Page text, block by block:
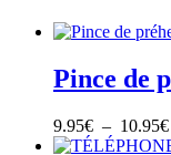
Pince de
9.95€ – 10.95€